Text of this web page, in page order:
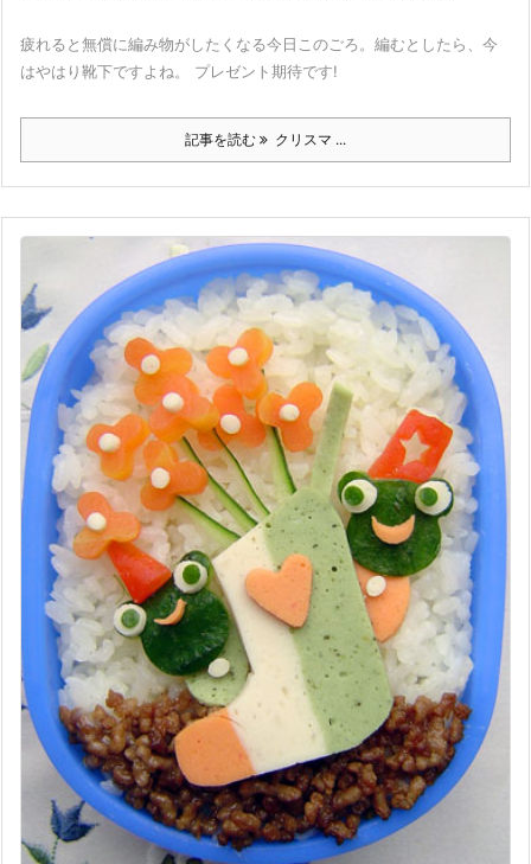
疲れると無償に編み物がしたくなる今日このごろ。編むとしたら、今
はやはり靴下ですよね。 プレゼント期待です!
記事を読む クリスマ ...